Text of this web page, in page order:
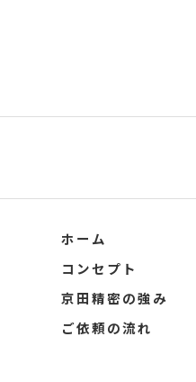
ホーム
コンセプト
京田精密の強み
ご依頼の流れ